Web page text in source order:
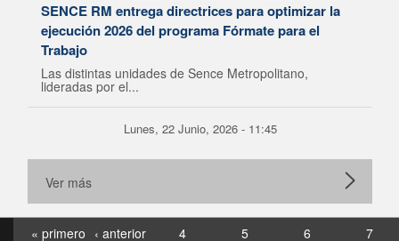
SENCE RM entrega directrices para optimizar la
ejecución 2026 del programa Fórmate para el
Trabajo
Las distintas unidades de Sence Metropolitano,
lideradas por el...
Lunes, 22 Junio, 2026 - 11:45
Ver más
« primero ‹ anterior 4 5 6
7